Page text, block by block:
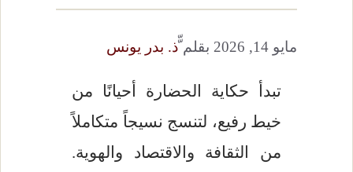
مايو 14, 2026 بقلمّّذ. بدر يونس
تبدأ حكاية الحضارة أحيانًا من
خيط رفيع، لتنسج نسيجاً متكاملاً
من الثقافة والاقتصاد والهوية.